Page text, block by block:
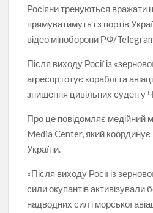
Росіяни тренуються вражати
прямуватимуть і з портів
відео міноборони РФ/
Після виходу Росії із
агресор готує кораблі та
знищення цивільних суден у
Про це повідомляє
Media Center, який координує
України.
«Після виходу Росії із
сили окупантів активізували
надводних сил і морської